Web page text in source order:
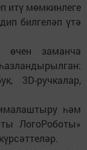
итү мөмкинлеге
билгеләп үтә
өчен заманча
3D-ручкалар,
һәм
ЛогоРоботы»